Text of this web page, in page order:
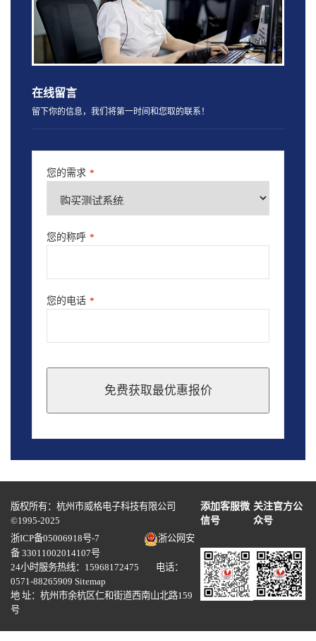
在线留言
留下你的信息，我们将第一时间和您取的联系！
您的需求 *
您的称呼 *
您的电话 *
免费获取最优惠报价
should
blank
版权所有：杭州市威格电子科技有限公司
©1995-2025
添加客服微
信号
关注官方公
众号
浙ICP备05006918号-7
浙公网安
备 33011002014107号
24小时服务热线：15968172475 电话：
0571-88265909 Sitemap
地 址：杭州市余杭区仁和街道西南山北路159
号